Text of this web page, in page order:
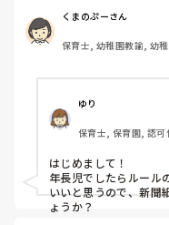
くまのぷーさん
保育士, 幼稚園教諭, 幼
ゆり
保育士, 保育園, 認可
はじめまして！
年長児でしたらルール
いいと思うので、新聞
ょうか？